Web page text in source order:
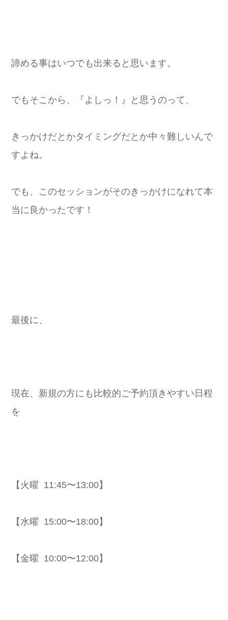
諦める事はいつでも出来ると思います。
でもそこから、『よしっ！』と思うのって、
きっかけだとかタイミングだとか中々難しいんで
すよね。
でも、このセッションがそのきっかけになれて本
当に良かったです！
最後に、
現在、新規の方にも比較的ご予約頂きやすい日程
を
【火曜 11:45〜13:00】
【水曜 15:00〜18:00】
【金曜 10:00〜12:00】